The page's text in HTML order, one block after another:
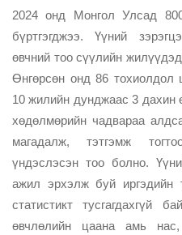
2024 онд Монгол Улсад
бүртгэгджээ. Үүний
өвчний тоо сүүлийн
Өнгөрсөн онд 86 тохиолдол
10 жилийн дунджаас 3 дахин
хөдөлмөрийн чадвараа
магадалж, тэтгэмж
үндэслэсэн тоо болно.
ажил эрхэлж буй иргэдийн
статистикт тусгагдахгүй
өвчлөлийн цаана амь